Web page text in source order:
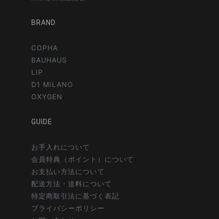
BRAND
COPHA
BAUHAUS
LIP
D1 MILANO
OXYGEN
GUIDE
お手入れについて
会員特典（ポイント）について
お支払い方法について
配送方法・送料について
特定商取引法に基づく表記
プライバシーポリシー